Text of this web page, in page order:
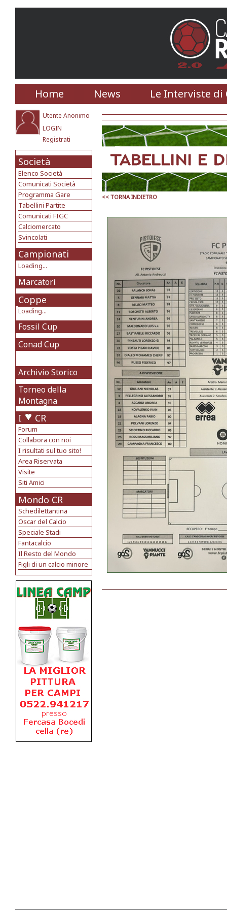
Home News Le Interviste di
Utente Anonimo
LOGIN
Registrati
Società
Elenco Società
Comunicati Società
Programma Gare
Tabellini Partite
Comunicati FIGC
Calciomercato
Svincolati
Campionati
Loading...
Marcatori
Coppe
Loading...
Fossil Cup
Conad Cup
Archivio Storico
Torneo della
Montagna
I CR
Forum
Collabora con noi
I risultati sul tuo sito!
Area Riservata
Visite
Siti Amici
Mondo CR
Schedilettantina
Oscar del Calcio
Speciale Stadi
Fantacalcio
Il Resto del Mondo
Figli di un calcio minore
<< TORNA INDIETRO